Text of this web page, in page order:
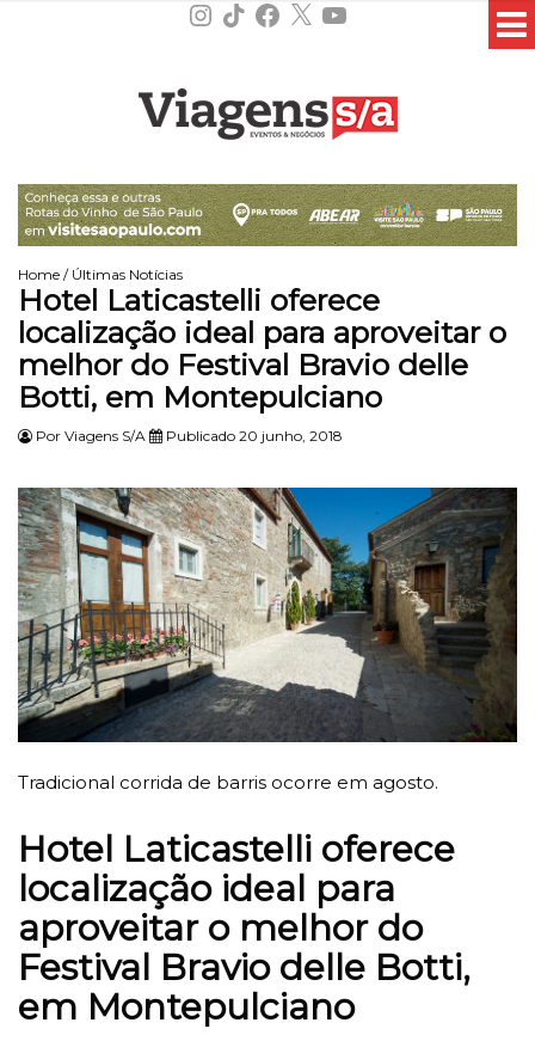
Instagram
TikTokFacebook
X YouTube
Home / Últimas Notícias
Hotel Laticastelli oferece
localização ideal para aproveitar o
melhor do Festival Bravio delle
Botti, em Montepulciano
Por Viagens S/A Publicado 20 junho, 2018
Tradicional corrida de barris ocorre em agosto.
Hotel Laticastelli oferece
localização ideal para
aproveitar o melhor do
Festival Bravio delle Botti,
em Montepulciano